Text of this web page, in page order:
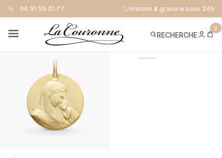
04 91 55 01 77 Livraison & gravure sous 24h
RECHERCHE
ME
0
Trier
FILTRER
Expédition 24h